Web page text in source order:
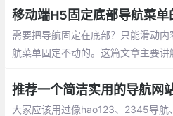
需要把导航固定在底部？只能滑动内
航菜单固定不动的。这篇文章主要讲
的flex布局。
大家应该用过像hao123、2345导航